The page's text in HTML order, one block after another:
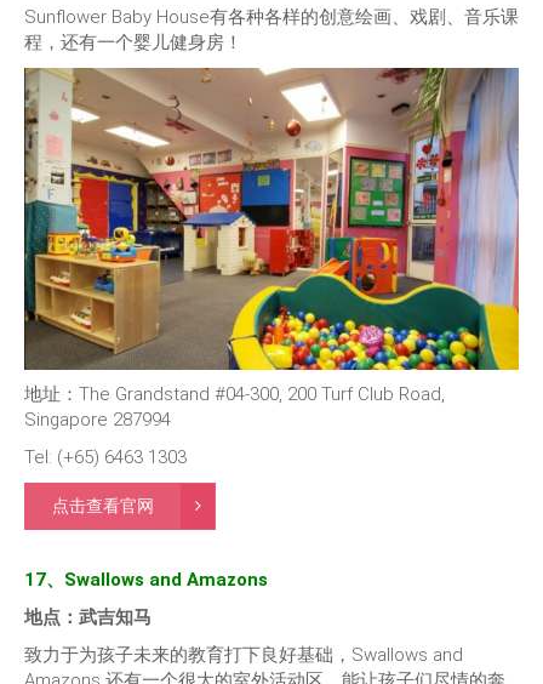
Sunflower Baby House有各种各样的创意绘画、戏剧、音乐课
程，还有一个婴儿健身房！
地址：The Grandstand #04-300, 200 Turf Club Road,
Singapore 287994
Tel: (+65) 6463 1303
点击查看官网
17、Swallows and Amazons
地点：武吉知马
致力于为孩子未来的教育打下良好基础，Swallows and